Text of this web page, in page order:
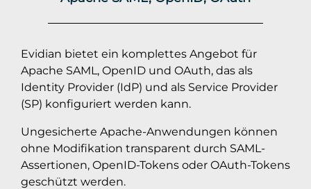
Evidian bietet ein komplettes Angebot für
Apache SAML, OpenID und OAuth, das als
Identity Provider (IdP) und als Service Provider
(SP) konfiguriert werden kann.
Ungesicherte Apache-Anwendungen können
ohne Modifikation transparent durch SAML-
Assertionen, OpenID-Tokens oder OAuth-Tokens
geschützt werden.